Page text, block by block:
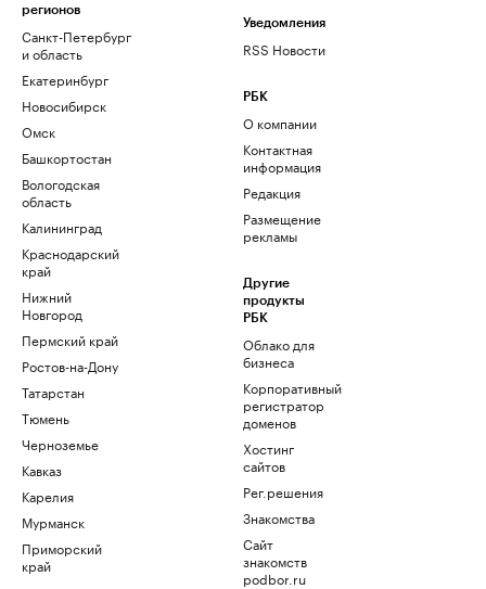
регионов
Санкт-Петербург
и область
Екатеринбург
Новосибирск
Омск
Башкортостан
Вологодская
область
Калининград
Краснодарский
край
Нижний
Новгород
Пермский край
Ростов-на-Дону
Татарстан
Тюмень
Черноземье
Кавказ
Карелия
Мурманск
Приморский
край
Уведомления
RSS Новости
РБК
О компании
Контактная
информация
Редакция
Размещение
рекламы
Другие
продукты
РБК
Облако для
бизнеса
Корпоративный
регистратор
доменов
Хостинг
сайтов
Рег.решения
Знакомства
Сайт
знакомств
podbor.ru